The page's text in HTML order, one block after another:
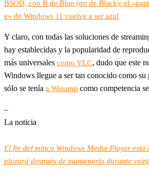
BSOD, con B de Blue (no de Black): el
e» de Windows 11 vuelve a ser azul
Y claro, con todas las soluciones de
hay establecidas y la popularidad de
más universales como VLC, dudo que este
Windows llegue a ser tan conocido como su
sólo se tenía a Winamp como competencia
–
La noticia
El fin del mítico Windows Media Player está
plazará después de mantenerlo durante